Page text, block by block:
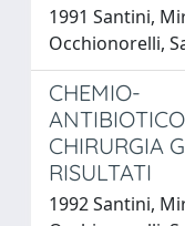
1991 Santini,
Occhionorelli,
CHEMIO-
CHIRURGIA
RISULTATI
1992 Santini,